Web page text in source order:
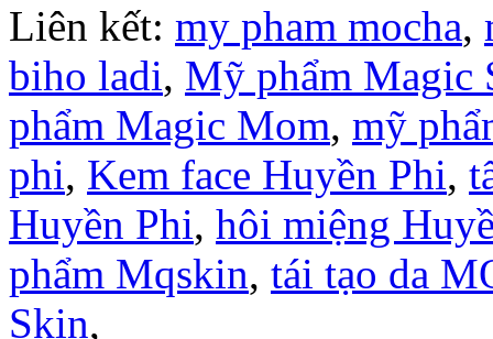
Liên kết: my pham mocha,
biho ladi, Mỹ phẩm Magic
phẩm Magic Mom, mỹ
phi, Kem face Huyền Phi,
Huyền Phi, hôi miệng
phẩm Mqskin, tái tạo da
Skin,